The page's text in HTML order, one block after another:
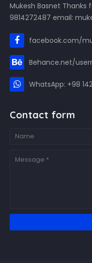
Mukesh Basnet
9814272487 email:
facebook.com/
Behance.net/
WhatsApp: +98
Contact form